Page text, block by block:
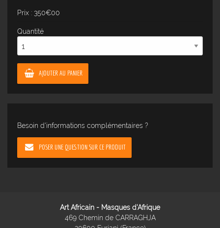
Prix : 350€00
Quantité
AJOUTER AU PANIER
Besoin d'informations complémentaires ?
POSER UNE QUESTION SUR CE PRODUIT
Art Africain - Masques d'Afrique
469 Chemin de CARRAGHJA